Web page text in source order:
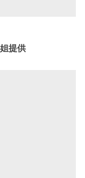
提供